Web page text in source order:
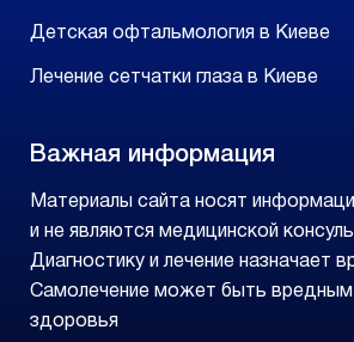
Детская офтальмология в Киеве
Лечение сетчатки глаза в Киеве
Важная информация
Материалы сайта носят
и не являются медицинской
Диагностику и лечение назначает
Самолечение может быть вредным
здоровья